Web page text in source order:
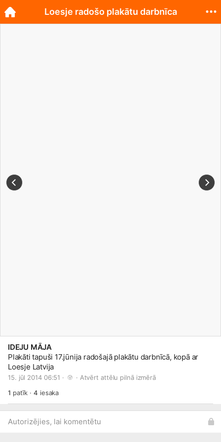
IDEJU MĀJA
Plakāti tapuši 17.jūnija radošajā plakātu darbnīcā, kopā ar
Loesje Latvija
15. jūl 2014 06:51 · · Atvērt attēlu pilnā izmērā
1 patīk ·4 iesaka
Autorizējies, lai komentētu
Loesje radošo plakātu darbnīca